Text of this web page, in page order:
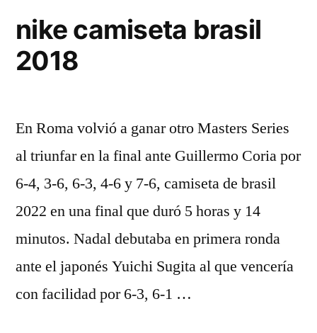
nike camiseta brasil
2018
En Roma volvió a ganar otro Masters Series
al triunfar en la final ante Guillermo Coria por
6-4, 3-6, 6-3, 4-6 y 7-6, camiseta de brasil
2022 en una final que duró 5 horas y 14
minutos. Nadal debutaba en primera ronda
ante el japonés Yuichi Sugita al que vencería
con facilidad por 6-3, 6-1 …